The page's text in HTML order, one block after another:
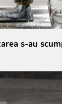
s-au